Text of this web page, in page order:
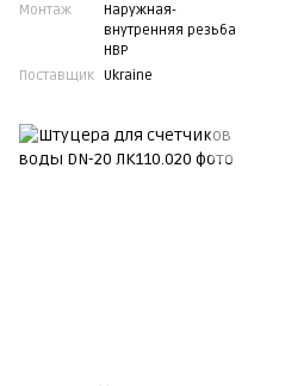
Монтаж
Наружная-
внутренняя резьба
НВР
Поставщик Ukraine